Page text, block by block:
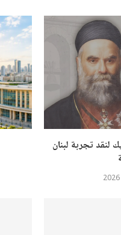
لنقد تجربة لبنان